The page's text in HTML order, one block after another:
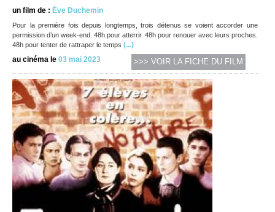
un film de : Ève Duchemin
Pour la première fois depuis longtemps, trois détenus se voient accorder une
permission d’un week-end. 48h pour atterrir. 48h pour renouer avec leurs proches.
48h pour tenter de rattraper le temps (...)
au cinéma le 03 mai 2023 >>> VOIR LA FICHE DU FILM